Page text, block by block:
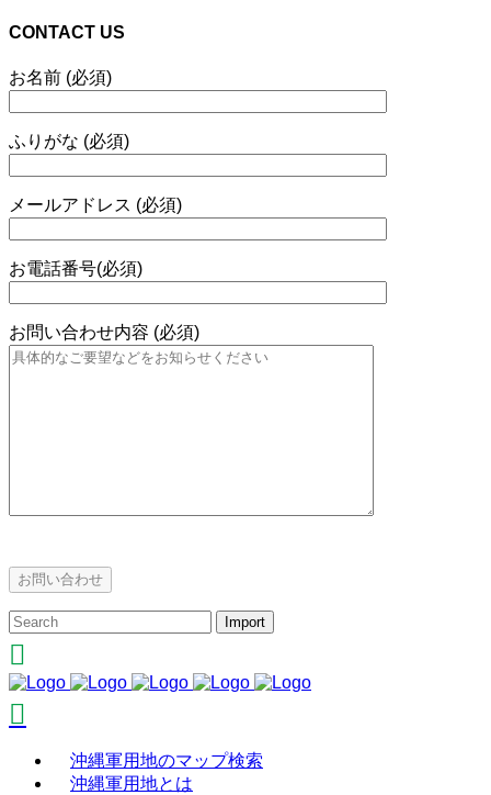
CONTACT US
お名前 (必須)
ふりがな (必須)
メールアドレス (必須)
お電話番号(必須)
お問い合わせ内容 (必須)
沖縄軍用地のマップ検索
沖縄軍用地とは